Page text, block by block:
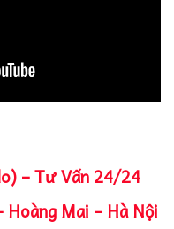
– Tư Vấn 24/24
Mai – Hà Nội